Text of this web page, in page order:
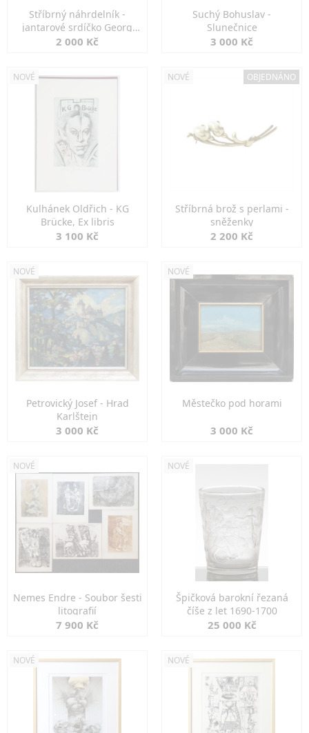
Stříbrný náhrdelník -
jantarové srdíčko Georg
Kramer
2 000 Kč
Suchý Bohuslav -
Slunečnice
3 000 Kč
NOVÉ
Kulhánek Oldřich - KG
Brücke, Ex libris
3 100 Kč
NOVÉ OBJEDNÁNO
Stříbrná brož s perlami -
sněženky
2 200 Kč
NOVÉ
Petrovický Josef - Hrad
Karlštejn
3 000 Kč
NOVÉ
Městečko pod horami
3 000 Kč
NOVÉ
Nemes Endre - Soubor šesti
litografií
7 900 Kč
NOVÉ
Špičková barokní řezaná
číše z let 1690-1700
25 000 Kč
NOVÉ NOVÉ